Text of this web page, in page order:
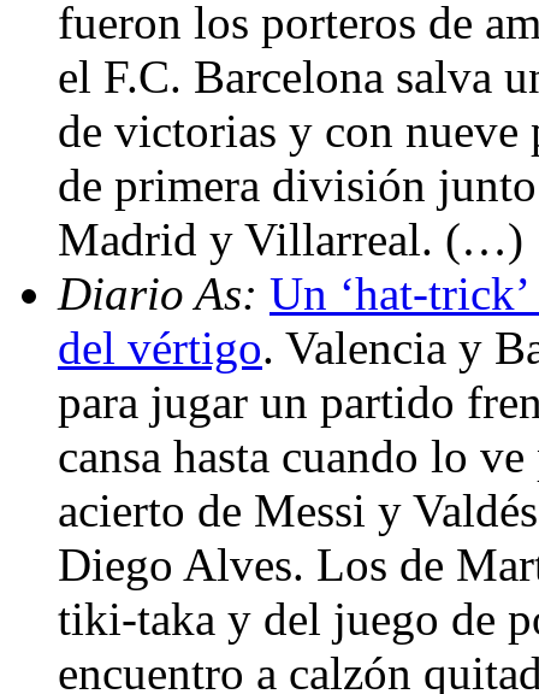
fueron los porteros de
el F.C. Barcelona salva
de victorias y con nueve
de primera división
Madrid y Villarreal. (…)
Diario As: Un ‘hat-
del vértigo. Valencia y
para jugar un partido
cansa hasta cuando lo
acierto de Messi y
Diego Alves. Los de
tiki-taka y del juego de
encuentro a calzón